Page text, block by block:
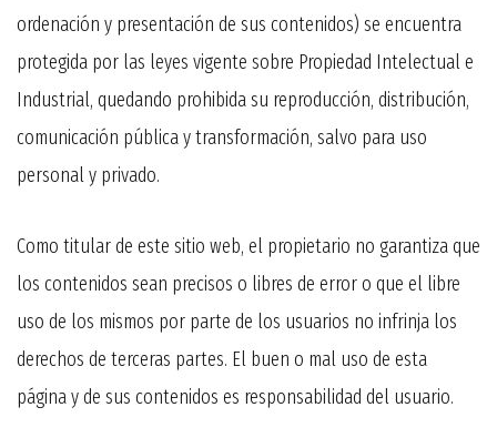
ordenación y presentación de sus contenidos) se encuentra
protegida por las leyes vigente sobre Propiedad Intelectual e
Industrial, quedando prohibida su reproducción, distribución,
comunicación pública y transformación, salvo para uso
personal y privado.
Como titular de este sitio web, el propietario no garantiza que
los contenidos sean precisos o libres de error o que el libre
uso de los mismos por parte de los usuarios no infrinja los
derechos de terceras partes. El buen o mal uso de esta
página y de sus contenidos es responsabilidad del usuario.